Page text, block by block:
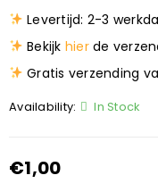
Levertijd: 2-3
Bekijk hierde
Gratis verzending
Availability: In Stock
€1,00